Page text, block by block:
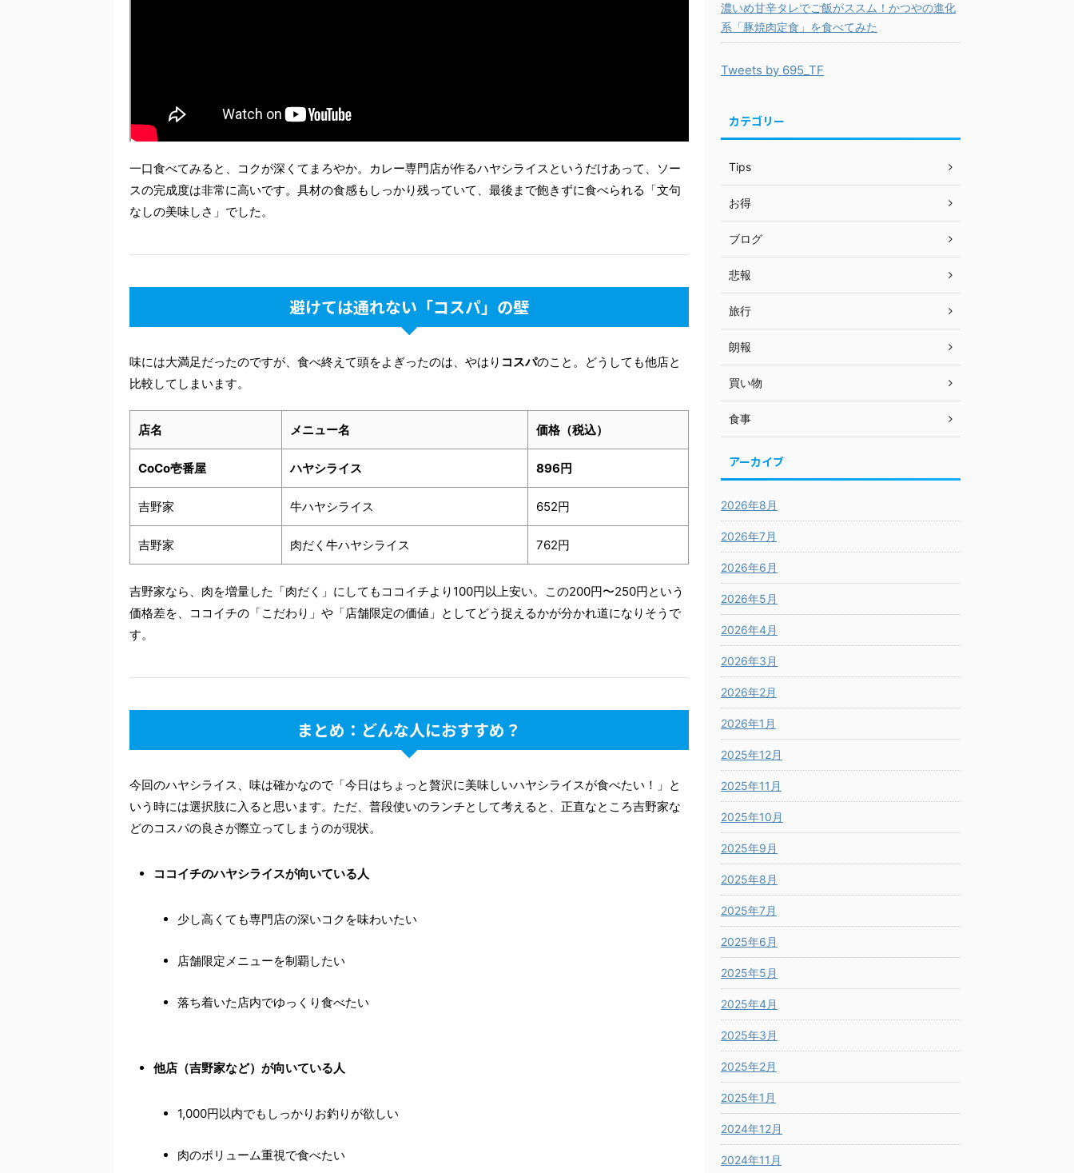
一口食べてみると、コクが深くてまろやか。カレー専門店が作るハヤシライスというだけあって、ソー
スの完成度は非常に高いです。具材の食感もしっかり残っていて、最後まで飽きずに食べられる「文句
なしの美味しさ」でした。
避けては通れない「コスパ」の壁
味には大満足だったのですが、食べ終えて頭をよぎったのは、やはり コスパのこと。どうしても他店と
比較してしまいます。
店名 メニュー名 価格（税込）
CoCo壱番屋 ハヤシライス 896円
吉野家 牛ハヤシライス 652円
吉野家 肉だく牛ハヤシライス 762円
吉野家なら、肉を増量した「肉だく」にしてもココイチより100円以上安い。この200円〜250円という
価格差を、ココイチの「こだわり」や「店舗限定の価値」としてどう捉えるかが分かれ道になりそうで
す。
まとめ：どんな人におすすめ？
今回のハヤシライス、味は確かなので「今日はちょっと贅沢に美味しいハヤシライスが食べたい！」と
いう時には選択肢に入ると思います。ただ、普段使いのランチとして考えると、正直なところ吉野家な
どのコスパの良さが際立ってしまうのが現状。
ココイチのハヤシライスが向いている人
少し高くても専門店の深いコクを味わいたい
店舗限定メニューを制覇したい
落ち着いた店内でゆっくり食べたい
他店（吉野家など）が向いている人
1,000円以内でもしっかりお釣りが欲しい
肉のボリューム重視で食べたい
濃いめ甘辛タレでご飯がススム！かつやの進化
系「豚焼肉定食」を食べてみた
Tweets by 695_TF
カテゴリー
Tips
お得
ブログ
悲報
旅行
朗報
買い物
食事
アーカイブ
2026年8月
2026年7月
2026年6月
2026年5月
2026年4月
2026年3月
2026年2月
2026年1月
2025年12月
2025年11月
2025年10月
2025年9月
2025年8月
2025年7月
2025年6月
2025年5月
2025年4月
2025年3月
2025年2月
2025年1月
2024年12月
2024年11月